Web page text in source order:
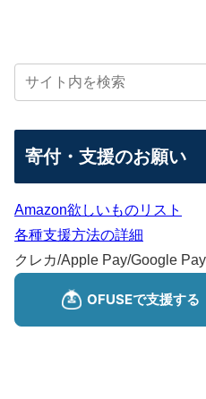
寄付・支援のお願い
Amazon欲しいものリスト
各種支援方法の詳細
クレカ/Apple Pay/Google